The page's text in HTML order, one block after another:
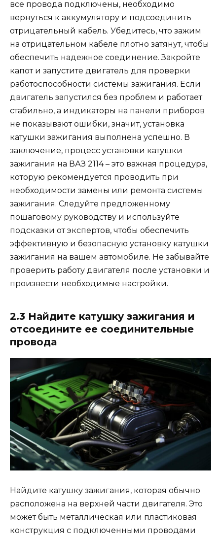
все провода подключены, необходимо
вернуться к аккумулятору и подсоединить
отрицательный кабель. Убедитесь, что зажим
на отрицательном кабеле плотно затянут, чтобы
обеспечить надежное соединение. Закройте
капот и запустите двигатель для проверки
работоспособности системы зажигания. Если
двигатель запустился без проблем и работает
стабильно, а индикаторы на панели приборов
не показывают ошибки, значит, установка
катушки зажигания выполнена успешно. В
заключение, процесс установки катушки
зажигания на ВАЗ 2114 – это важная процедура,
которую рекомендуется проводить при
необходимости замены или ремонта системы
зажигания. Следуйте предложенному
пошаговому руководству и используйте
подсказки от экспертов, чтобы обеспечить
эффективную и безопасную установку катушки
зажигания на вашем автомобиле. Не забывайте
проверить работу двигателя после установки и
произвести необходимые настройки.
2.3 Найдите катушку зажигания и
отсоедините ее соединительные
провода
Найдите катушку зажигания, которая обычно
расположена на верхней части двигателя. Это
может быть металлическая или пластиковая
конструкция с подключенными проводами